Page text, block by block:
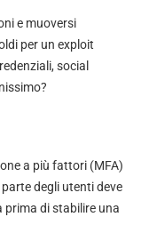
e muoversi
per un exploit
social
a più fattori (MFA)
degli utenti deve
prima di stabilire una